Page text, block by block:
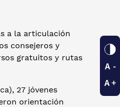
a la articulación
consejeros y
gratuitos y rutas
27 jóvenes
orientación